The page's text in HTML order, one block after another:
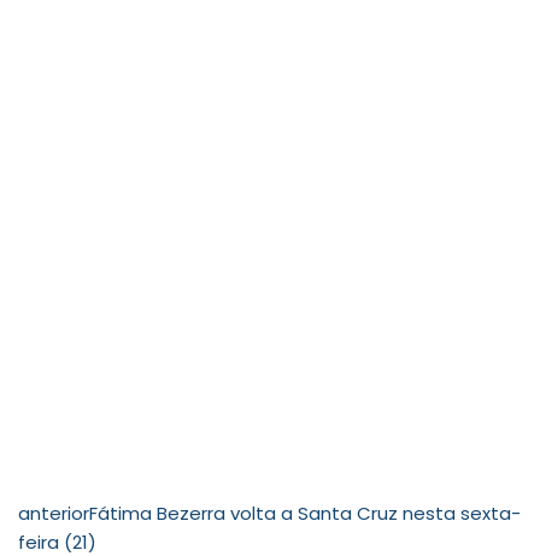
anteriorFátima Bezerra volta a Santa Cruz nesta sexta-
feira (21)